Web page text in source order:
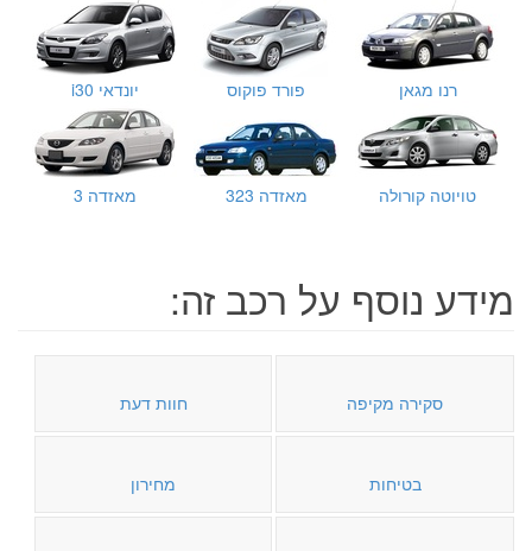
רנו מגאן פורד פוקוס יונדאי i30
טויוטה קורולה מאזדה 323 מאזדה 3
מידע נוסף על רכב זה:
סקירה מקיפה חוות דעת
בטיחות מחירון